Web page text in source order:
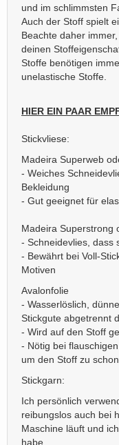
und im schlimmsten
Auch der Stoff spielt
Beachte daher
deinen
Stoffe benötigen
unelastische Stoffe.
HIER EIN PAAR
Stickvliese:
Madeira Superweb
- Weiches
Bekleidung
- Gut geeignet für
Madeira Superstrong
- Schneidevlies, dass
- Bewährt bei Voll-
Motiven
Avalonfolie
- Wasserlöslich,
Stickgute abgetrennt
- Wird auf den Stoff
- Nötig bei
um den Stoff zu
Stickgarn:
Ich persönlich
reibungslos auch bei
Maschine läuft und
habe.